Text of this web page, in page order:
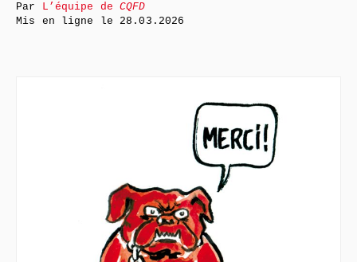
Par L’équipe deCQFD
Mis en ligne le 28.03.2026